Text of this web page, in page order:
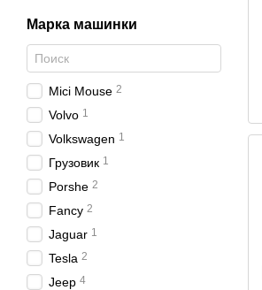
Марка машинки
Mici Mouse 2
Volvo 1
Volkswagen 1
Грузовик 1
Porshe 2
Fancy 2
Jaguar 1
Tesla 2
Jeep 4